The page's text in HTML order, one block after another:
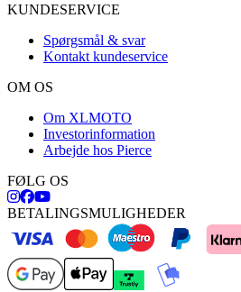
KUNDESERVICE
Spørgsmål & svar
Kontakt kundeservice
OM OS
Om XLMOTO
Investorinformation
Arbejde hos Pierce
FØLG OS
BETALINGSMULIGHEDER